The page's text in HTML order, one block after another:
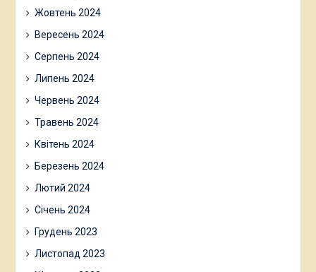
Жовтень 2024
Вересень 2024
Серпень 2024
Липень 2024
Червень 2024
Травень 2024
Квітень 2024
Березень 2024
Лютий 2024
Січень 2024
Грудень 2023
Листопад 2023